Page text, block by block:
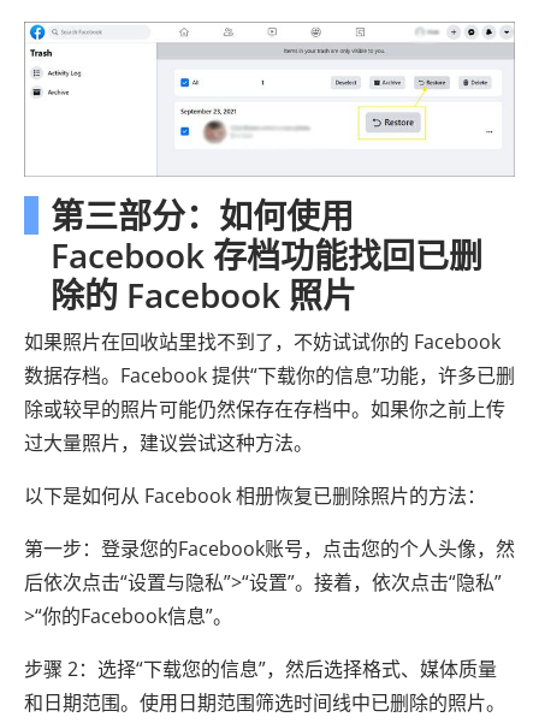
第三部分：如何使用
Facebook 存档功能找回已删
除的 Facebook 照片
如果照片在回收站里找不到了，不妨试试你的 Facebook
数据存档。Facebook 提供“下载你的信息”功能，许多已删
除或较早的照片可能仍然保存在存档中。如果你之前上传
过大量照片，建议尝试这种方法。
以下是如何从 Facebook 相册恢复已删除照片的方法：
第一步：登录您的Facebook账号，点击您的个人头像，然
后依次点击“设置与隐私”>“设置”。接着，依次点击“隐私”
>“你的Facebook信息”。
步骤 2：选择“下载您的信息”，然后选择格式、媒体质量
和日期范围。使用日期范围筛选时间线中已删除的照片。